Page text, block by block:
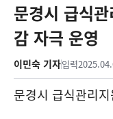
문경시 급식
감 자극 운영
이민숙 기자입력
문경시 급식관리